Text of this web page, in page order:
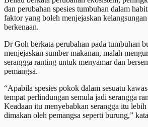
dan perubahan spesies tumbuhan dalam
faktor yang boleh menjejaskan
berkenaan.
Dr Goh berkata perubahan pada tumbuhan
menjejaskan sumber makanan, malah
serangga ranting untuk menyamar dan
pemangsa.
“Apabila spesies pokok dalam sesuatu
tempat perlindungan semula jadi serangga
Keadaan itu menyebabkan serangga itu
dimakan oleh pemangsa seperti burung,”